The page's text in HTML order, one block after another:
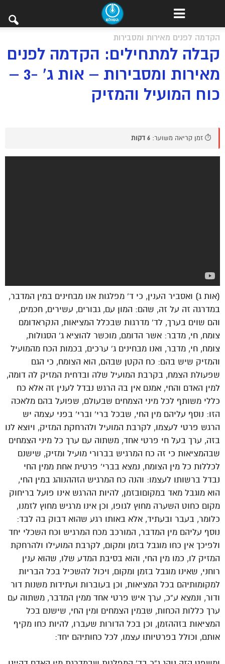
הקדמה לפנים מאירות ומסבירות
קבלה למתחילים: הקדמה לפנים
מאירות ומסבירות – אות ג’ -3 –
כוח המועיל והמזיק
⏱️ זמן קריאה משוער: 6 דקות
(אות ג) ואסביר הענין, כי ד’ מפלגות אנו מבחינים במין המדבר,
במדרגה זה על זה, שהם: המון עם, גבורים, עשירים, חכמים,
והם שוים בערך, לד’ מדרגות שבכלל המציאות, הנקראדומם
צומח, חי, מדבר: אשר הדומם, מוכשר להוציא ג’ הסגולות,
צומח, חי, מדבר, ואנו מבחינים ג’ ערכים, בכמות הכח מהמועיל
והמזיק שיש בהם: כח הקטן שבהם, הוא הצומח, כי הגם
שפעולת הצמח, בקרבת המועיל שלה ובדחית המזיק לה דומה,
למין האדם והחי, אמנם אין בה הרגש נבדל לענין זה אלא כח
כללי משותף לכל מיני הצמחים שבעולם, שפועל בהם מלאכה
הזו: נוסף עליהם מין החי, שבכל ברי’ וברי’ בפני עצמה יש
הרגש פרטי לעצמו, לקרבת המועיל ולהרחקת המזיק, ויוצא לנו
בזה, ערך בעל חי פרטי אחד, משתוה עם ערך כל מיני הצמחים
שבהמציאות כי זה כח המרגיש בברורי מועיל ומזיק, שישנם
לכללות כל מין הצומח, נמצא בברי’ פרטית אחת ממין החי
נבדל ברשותו לעצמו: והנה כח המרגיש הזההנוהג במין החי,
הוא מוגבל מאד במקוםובזמן, להיות ההרגש אינו פועל בריחוק
מקום כחוט השערה מחוץ לגופו, וכן אינו מרגיש מחוץ לזמנו,
כלומר, בעבר ובעתיד, אלא באותו רגע שהוא דבוק בה לבד:
נוסף עליהם מין המדבר, המורכב מכח המרגיש וכח השכלי יחד
ולפיכך אין כחו מוגבל בזמן ומקום, לקרבת המועילו ולהרחקת
המזיק לו, כמו מין החי, והוא בסיבת המדע שלו, שהוא ענין
רוחני, שאינו מוגבל בזמן ומקום, ויכול להשכיל בכל הבריות
למקומותיהם בכל המציאות, וכן בעוברות ועתידות משנות דור
ודור, ונמצא ע”כ, ערך איש פרטי אחד ממין המדבר, משתוה עם
ערך כללות הכחות, שבמין הצמחים ומין החי, שישנם בכל
המציאות בזההזמן, וכן בכל הדורות שעברו, להיות כחו מקיף
אותם, וכולל בפרטיותו עצמו, לכל כחותיהם יחד: